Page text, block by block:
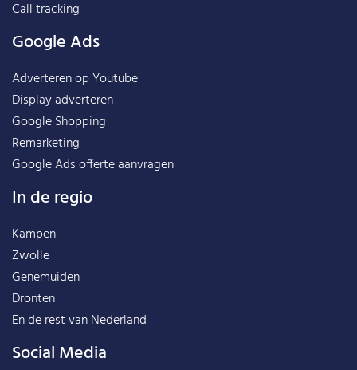
Call tracking
Google Ads
Adverteren op Youtube
Display adverteren
Google Shopping
Remarketing
Google Ads offerte aanvragen
In de regio
Kampen
Zwolle
Genemuiden
Dronten
En de rest vanNederland
Social Media